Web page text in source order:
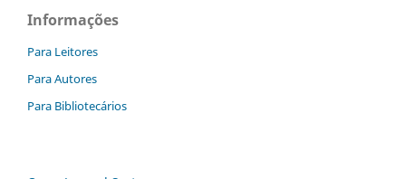
Informações
Para Leitores
Para Autores
Para Bibliotecários